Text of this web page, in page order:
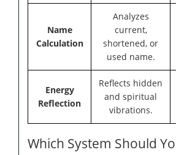
Name
Calculation
Analyzes
current,
shortened, or
used name.
Energy
Reflection
Reflects hidden
and spiritual
vibrations.
Which System Should